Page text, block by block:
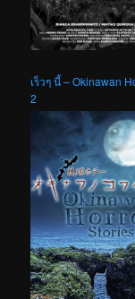
เร็วๆ นี้ – Okinawan
2